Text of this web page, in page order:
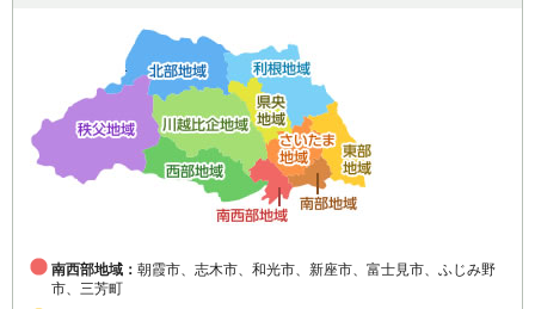
南西部地域： 朝霞市、志木市、和光市、新座市、富士見市、ふじみ野
市、三芳町